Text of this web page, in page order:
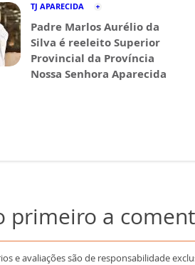
TJ APARECIDA
Padre Marlos Aurélio da
Silva é reeleito Superior
Provincial da Província
Nossa Senhora Aparecida
primeiro a
e avaliações são de responsabilidade